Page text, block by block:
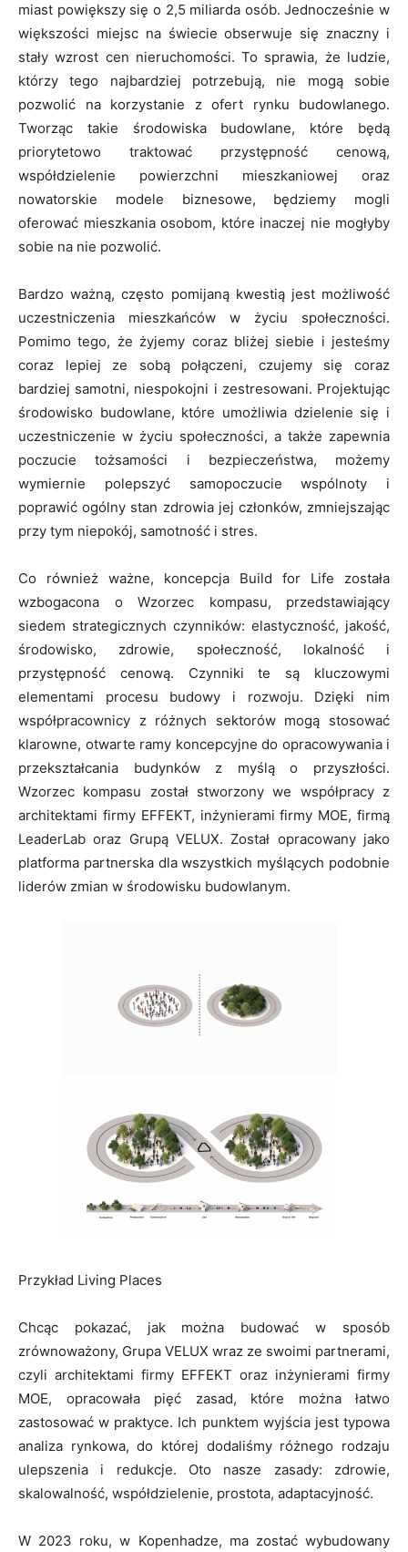
miast powiększy się o 2,5 miliarda osób. Jednocześnie w
większości miejsc na świecie obserwuje się znaczny i
stały wzrost cen nieruchomości. To sprawia, że ludzie,
którzy tego najbardziej potrzebują, nie mogą sobie
pozwolić na korzystanie z ofert rynku budowlanego.
Tworząc takie środowiska budowlane, które będą
priorytetowo traktować przystępność cenową,
współdzielenie powierzchni mieszkaniowej oraz
nowatorskie modele biznesowe, będziemy mogli
oferować mieszkania osobom, które inaczej nie mogłyby
sobie na nie pozwolić.
Bardzo ważną, często pomijaną kwestią jest możliwość
uczestniczenia mieszkańców w życiu społeczności.
Pomimo tego, że żyjemy coraz bliżej siebie i jesteśmy
coraz lepiej ze sobą połączeni, czujemy się coraz
bardziej samotni, niespokojni i zestresowani. Projektując
środowisko budowlane, które umożliwia dzielenie się i
uczestniczenie w życiu społeczności, a także zapewnia
poczucie tożsamości i bezpieczeństwa, możemy
wymiernie polepszyć samopoczucie wspólnoty i
poprawić ogólny stan zdrowia jej członków, zmniejszając
przy tym niepokój, samotność i stres.
Co również ważne, koncepcja Build for Life została
wzbogacona o Wzorzec kompasu, przedstawiający
siedem strategicznych czynników: elastyczność, jakość,
środowisko, zdrowie, społeczność, lokalność i
przystępność cenową. Czynniki te są kluczowymi
elementami procesu budowy i rozwoju. Dzięki nim
współpracownicy z różnych sektorów mogą stosować
klarowne, otwarte ramy koncepcyjne do opracowywania i
przekształcania budynków z myślą o przyszłości.
Wzorzec kompasu został stworzony we współpracy z
architektami firmy EFFEKT, inżynierami firmy MOE, firmą
LeaderLab oraz Grupą VELUX. Został opracowany jako
platforma partnerska dla wszystkich myślących podobnie
liderów zmian w środowisku budowlanym.
Przykład Living Places
Chcąc pokazać, jak można budować w sposób
zrównoważony, Grupa VELUX wraz ze swoimi partnerami,
czyli architektami firmy EFFEKT oraz inżynierami firmy
MOE, opracowała pięć zasad, które można łatwo
zastosować w praktyce. Ich punktem wyjścia jest typowa
analiza rynkowa, do której dodaliśmy różnego rodzaju
ulepszenia i redukcje. Oto nasze zasady: zdrowie,
skalowalność, współdzielenie, prostota, adaptacyjność.
W 2023 roku, w Kopenhadze, ma zostać wybudowany